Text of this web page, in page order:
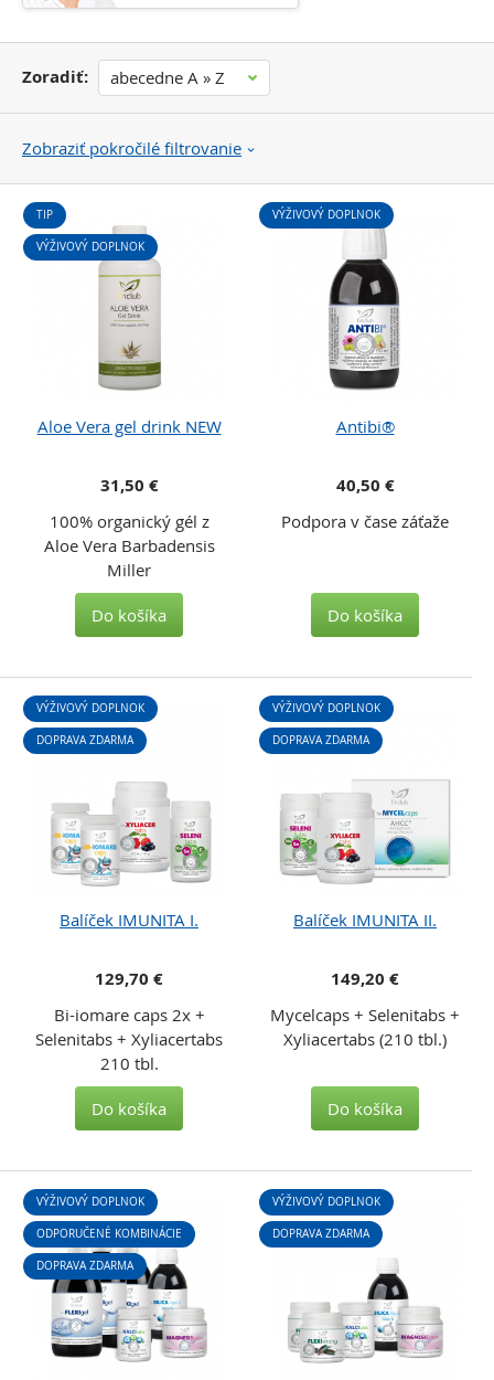
Zoradiť: abecedne A » Z
Zobraziť pokročilé filtrovanie
Aloe Vera gel drink NEW
TIP
VÝŽIVOVÝ DOPLNOK
31,50 €
100% organický gél z
Aloe Vera Barbadensis
Miller
Do košíka
Antibi®
VÝŽIVOVÝ DOPLNOK
40,50 €
Podpora v čase záťaže
Do košíka
Balíček IMUNITA I.
VÝŽIVOVÝ DOPLNOK
DOPRAVA ZDARMA
129,70 €
Bi-iomare caps 2x +
Selenitabs + Xyliacertabs
210 tbl.
Do košíka
Balíček IMUNITA II.
VÝŽIVOVÝ DOPLNOK
DOPRAVA ZDARMA
149,20 €
Mycelcaps + Selenitabs +
Xyliacertabs (210 tbl.)
Do košíka
VÝŽIVOVÝ DOPLNOK
ODPORUČENÉ KOMBINÁCIE
DOPRAVA ZDARMA
VÝŽIVOVÝ DOPLNOK
DOPRAVA ZDARMA